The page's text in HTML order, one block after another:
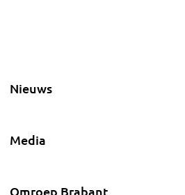
Nieuws
Media
Omroep Brabant